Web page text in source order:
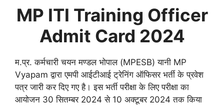
MP ITI Training Officer
Admit Card 2024
म.प्र. कर्मचारी चयन मण्डल भोपाल (MPESB) यानी MP
Vyapam द्वारा एमपी आईटीआई ट्रेनिंग ऑफिसर भर्ती के प्रवेश
पत्र जारी कर दिए गए है। इस भर्ती परीक्षा के लिए परीक्षा का
आयोजन 30 सितम्बर 2024 से 10 अक्टूबर 2024 तक किया